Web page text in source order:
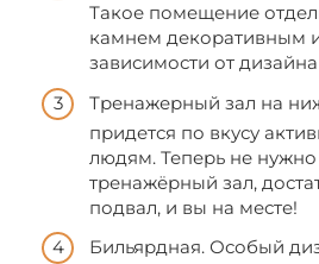
Такое помещение
камнем декоративным
зависимости от
Тренажерный зал на
придется по вкусу
людям. Теперь не
тренажёрный зал,
подвал, и вы на месте!
Бильярдная. Особый